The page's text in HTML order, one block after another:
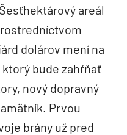
areál
dolárov mení na
ktorý bude zahŕňať
nový dopravný
Prvou
brány už pred